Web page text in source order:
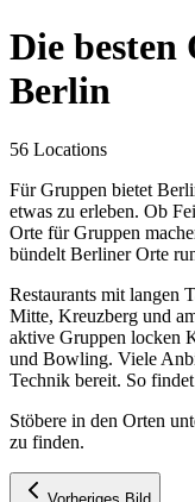
Die
Berlin
56 Locations
Für Gruppen bietet
etwas zu erleben. Ob
Orte für Gruppen
bündelt Berliner Orte
Restaurants mit langen
Mitte, Kreuzberg und
aktive Gruppen locken
und Bowling. Viele
Technik bereit. So
Stöbere in den Orten
zu finden.